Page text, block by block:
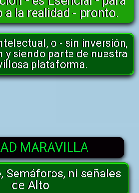
a la realidad - pronto.
o - sin inversión,
y siendo parte de nuestra
plataforma.
MARAVILLA
Semáforos, ni señales
de Alto